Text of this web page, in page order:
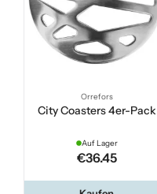
Orrefors
City Coasters 4er-Pack
Auf Lager
€36.45